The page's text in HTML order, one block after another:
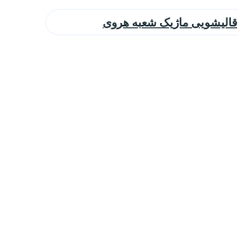
قالیشویی ماژیک شعبه هروی